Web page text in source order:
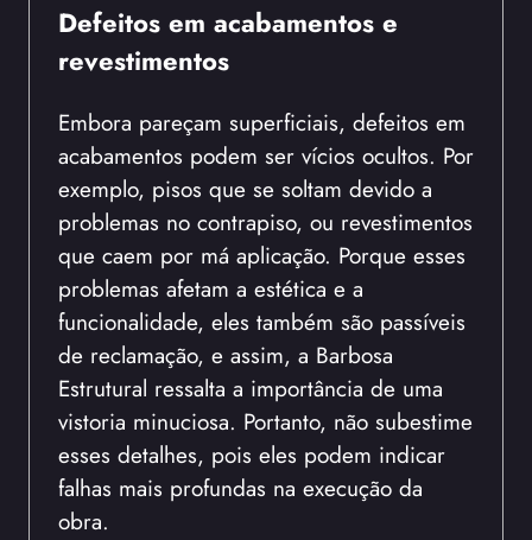
Defeitos em acabamentos e
revestimentos
Embora pareçam superficiais, defeitos em
acabamentos podem ser vícios ocultos. Por
exemplo, pisos que se soltam devido a
problemas no contrapiso, ou revestimentos
que caem por má aplicação. Porque esses
problemas afetam a estética e a
funcionalidade, eles também são passíveis
de reclamação, e assim, a Barbosa
Estrutural ressalta a importância de uma
vistoria minuciosa. Portanto, não subestime
esses detalhes, pois eles podem indicar
falhas mais profundas na execução da
obra.